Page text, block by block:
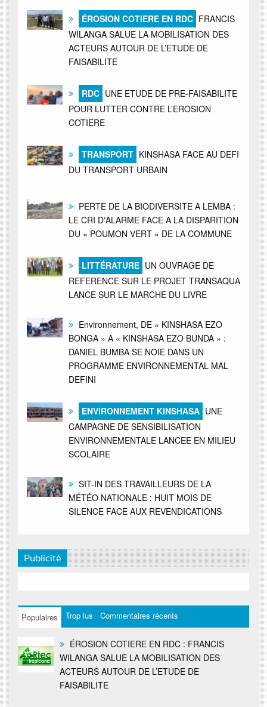
ÉROSION COTIERE EN RDC FRANCIS
WILANGA SALUE LA MOBILISATION DES
ACTEURS AUTOUR DE L’ETUDE DE
FAISABILITE
RDC UNE ETUDE DE PRE-FAISABILITE
POUR LUTTER CONTRE L’EROSION
COTIERE
TRANSPORT KINSHASA FACE AU DEFI
DU TRANSPORT URBAIN
PERTE DE LA BIODIVERSITE A LEMBA :
LE CRI D'ALARME FACE A LA DISPARITION
DU « POUMON VERT » DE LA COMMUNE
LITTÉRATURE UN OUVRAGE DE
REFERENCE SUR LE PROJET TRANSAQUA
LANCE SUR LE MARCHE DU LIVRE
Environnement, DE « KINSHASA EZO
BONGA » A « KINSHASA EZO BUNDA » :
DANIEL BUMBA SE NOIE DANS UN
PROGRAMME ENVIRONNEMENTAL MAL
DEFINI
ENVIRONNEMENT KINSHASA UNE
CAMPAGNE DE SENSIBILISATION
ENVIRONNEMENTALE LANCEE EN MILIEU
SCOLAIRE
SIT-IN DES TRAVAILLEURS DE LA
MÉTÉO NATIONALE : HUIT MOIS DE
SILENCE FACE AUX REVENDICATIONS
Publicité
Populaires Trop lus Commentaires récents
ÉROSION COTIERE EN RDC : FRANCIS
WILANGA SALUE LA MOBILISATION DES
ACTEURS AUTOUR DE L’ETUDE DE
FAISABILITE